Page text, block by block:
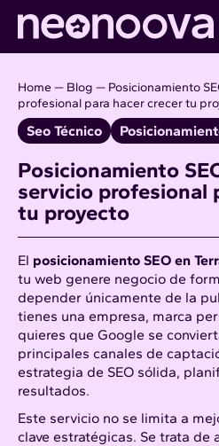
content
Home — Blog — Posicionamiento
profesional para hacer crecer tu
Seo Técnico
Posicionamiento
servicio profesional
tu proyecto
El posicionamiento SEO en
tu web genere negocio de
depender únicamente de la
tienes una empresa, marca
quieres que Google se
principales canales de
estrategia de SEO sólida,
resultados.
Este servicio no se limita a
clave estratégicas. Se trata de